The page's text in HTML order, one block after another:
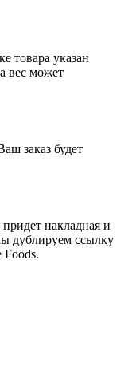
товара указан
вес может
заказ будет
накладная и
дублируем ссылку